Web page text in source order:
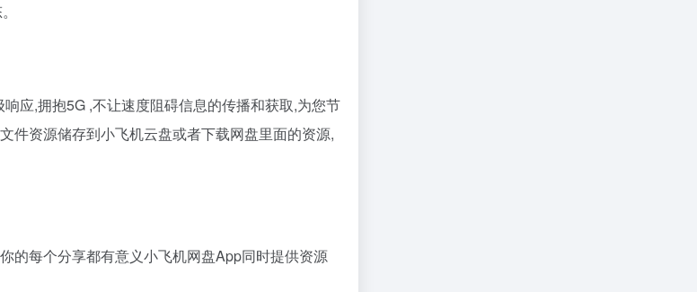
应,拥抱5G ,不让速度阻碍信息的传播和获取,为您节
件资源储存到小飞机云盘或者下载网盘里面的资源,
的每个分享都有意义小飞机网盘App同时提供资源